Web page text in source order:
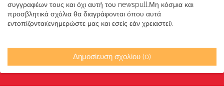
συγγραφέων τους και όχι αυτή του newspull.Μη κόσμια και
προσβλητικά σχόλια θα διαγράφονται όπου αυτά
εντοπίζονται(ενημερώστε μας και εσείς εάν χρειαστεί).
Δημοσίευση σχολίου (0)